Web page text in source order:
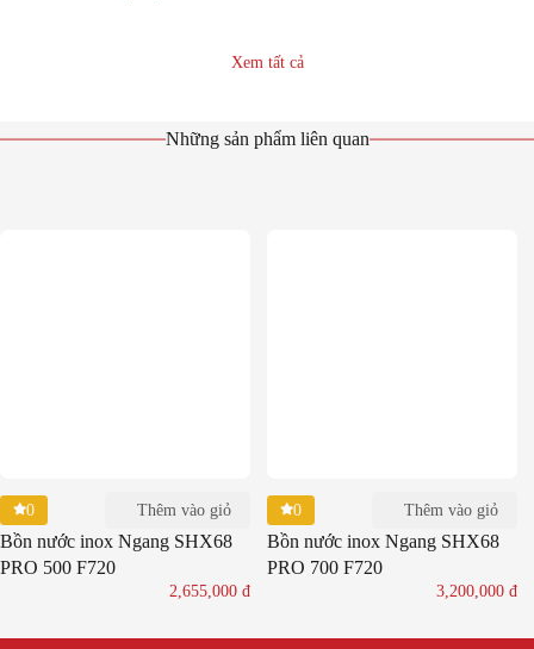
Xem tất cả
Những sản phẩm liên quan
0 Thêm vào giỏ
Bồn nước inox Ngang SHX68
PRO 500 F720
2,655,000 đ
0 Thêm vào giỏ
Bồn nước inox Ngang SHX68
PRO 700 F720
3,200,000 đ